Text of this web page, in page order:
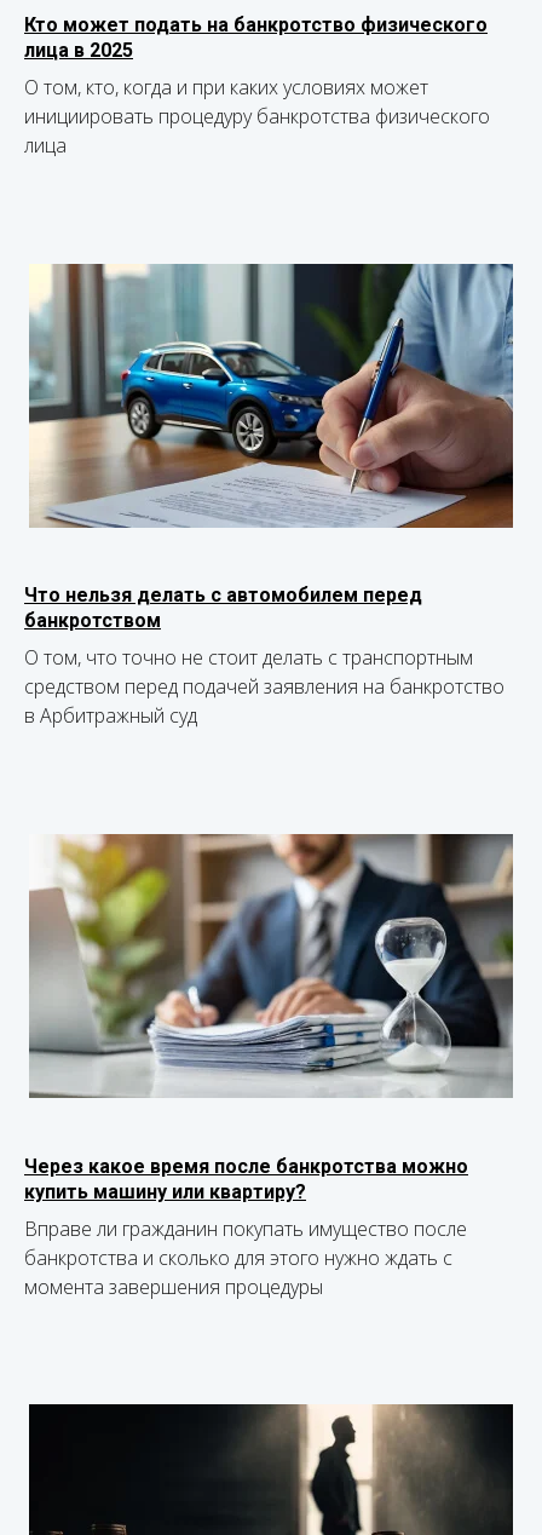
Кто может подать на банкротство физического
лица в 2025
О том, кто, когда и при каких условиях может
инициировать процедуру банкротства физического
лица
Что нельзя делать с автомобилем перед
банкротством
О том, что точно не стоит делать с транспортным
средством перед подачей заявления на банкротство
в Арбитражный суд
Через какое время после банкротства можно
купить машину или квартиру?
Вправе ли гражданин покупать имущество после
банкротства и сколько для этого нужно ждать с
момента завершения процедуры